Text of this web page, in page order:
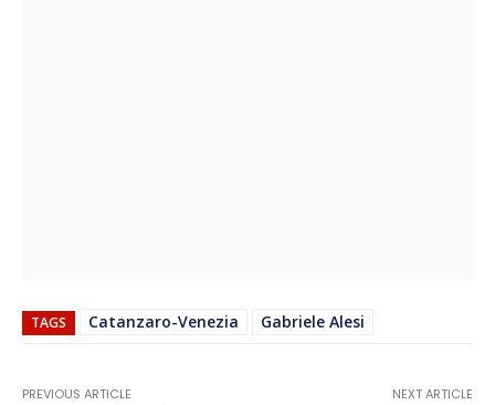
TAGS Catanzaro-Venezia Gabriele Alesi
PREVIOUS ARTICLE NEXT ARTICLE